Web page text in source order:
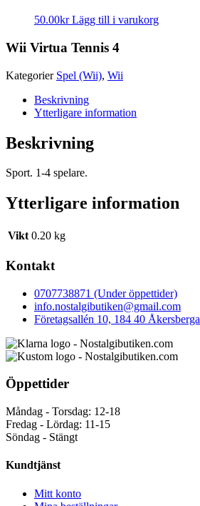
50.00kr Lägg till i varukorg
Wii Virtua Tennis 4
Kategorier Spel (Wii), Wii
Beskrivning
Ytterligare information
Beskrivning
Sport. 1-4 spelare.
Ytterligare information
Vikt 0.20 kg
Kontakt
0707738871 (Under öppettider)
info.nostalgibutiken@gmail.com
Företagsallén 10, 184 40 Åkersberga
Öppettider
Måndag - Torsdag: 12-18
Fredag - Lördag: 11-15
Söndag - Stängt
Kundtjänst
Mitt konto